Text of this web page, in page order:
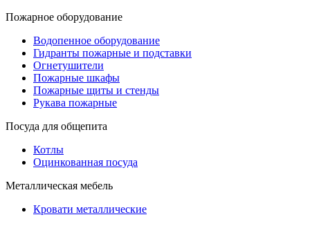
Пожарное оборудование
Водопенное оборудование
Гидранты пожарные и подставки
Огнетушители
Пожарные шкафы
Пожарные щиты и стенды
Рукава пожарные
Посуда для общепита
Котлы
Оцинкованная посуда
Металлическая мебель
Кровати металлические